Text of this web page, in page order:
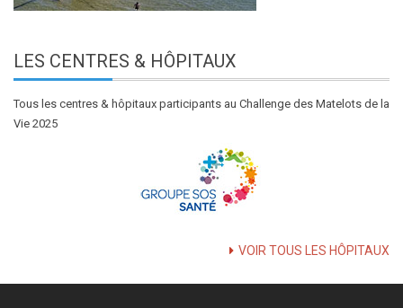
LES CENTRES & HÔPITAUX
Tous les centres & hôpitaux participants au Challenge des Matelots de la
Vie 2025
VOIR TOUS LES HÔPITAUX